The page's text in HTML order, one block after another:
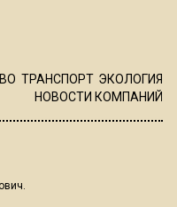
ТРАНСПОРТ ЭКОЛОГИЯ
НОВОСТИ КОМПАНИЙ